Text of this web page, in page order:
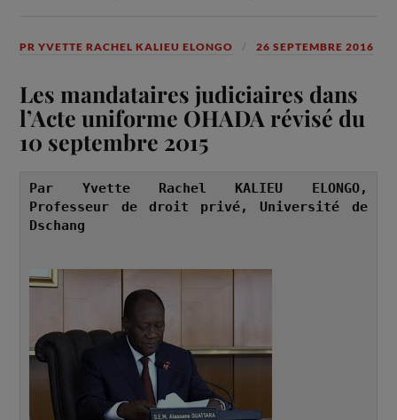
PR YVETTE RACHEL KALIEU ELONGO 26 SEPTEMBRE 2016
Les mandataires judiciaires dans
l’Acte uniforme OHADA révisé du
10 septembre 2015
Par Yvette Rachel KALIEU ELONGO,
Professeur de droit privé, Université de